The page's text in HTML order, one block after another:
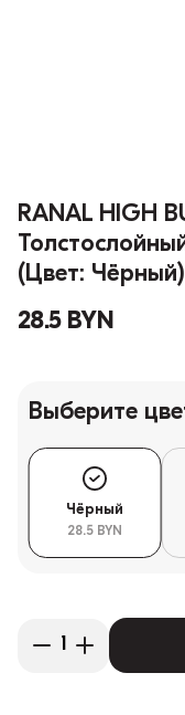
RANAL HIGH
(Цвет: Чёрный)
28.5 BYN
Выберите
Чёрный
28.5 BYN